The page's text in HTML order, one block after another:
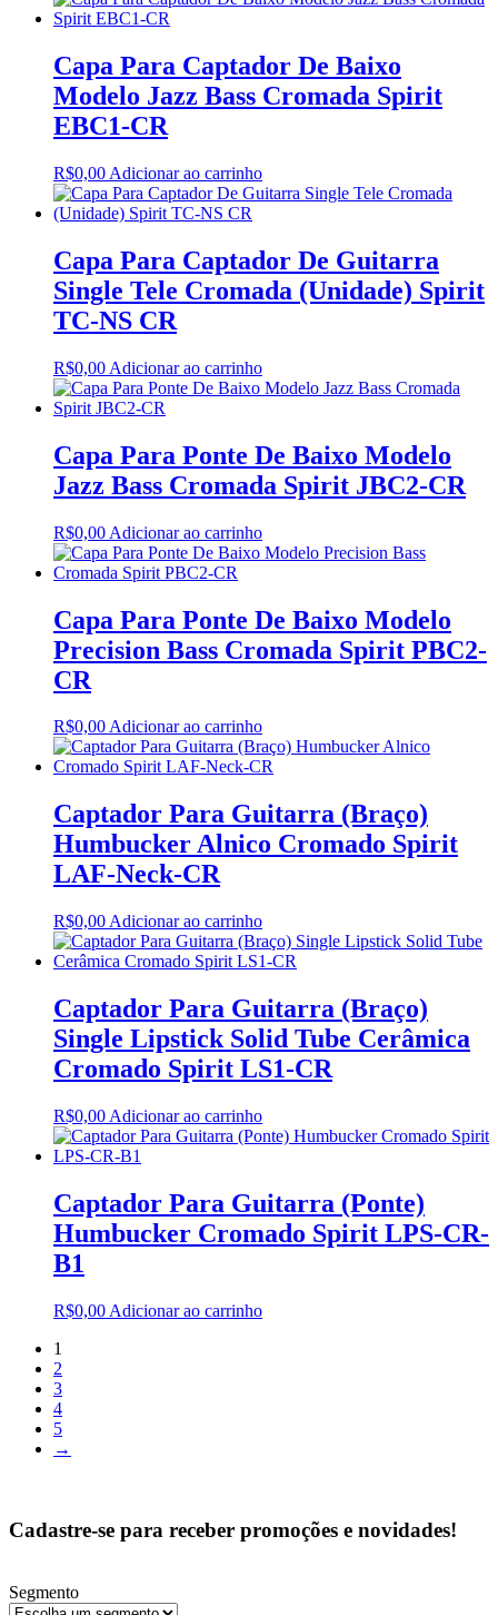
Capa Para Captador De Baixo
Modelo Jazz Bass Cromada Spirit
EBC1-CR
R$0,00 Adicionar ao carrinho
Capa Para Captador De Guitarra
Single Tele Cromada (Unidade) Spirit
TC-NS CR
R$0,00 Adicionar ao carrinho
Capa Para Ponte De Baixo Modelo
Jazz Bass Cromada Spirit JBC2-CR
R$0,00 Adicionar ao carrinho
Capa Para Ponte De Baixo Modelo
Precision Bass Cromada Spirit PBC2-
CR
R$0,00Adicionar ao carrinho
Captador Para Guitarra (Braço)
Humbucker Alnico Cromado Spirit
LAF-Neck-CR
R$0,00 Adicionar ao carrinho
Captador Para Guitarra (Braço)
Single Lipstick Solid Tube Cerâmica
Cromado Spirit LS1-CR
R$0,00 Adicionar ao carrinho
Captador Para Guitarra (Ponte)
Humbucker Cromado Spirit LPS-CR-
B1
R$0,00 Adicionar ao carrinho
1
2
3
4
5
→
Cadastre-se para receber promoções e novidades!
Segmento